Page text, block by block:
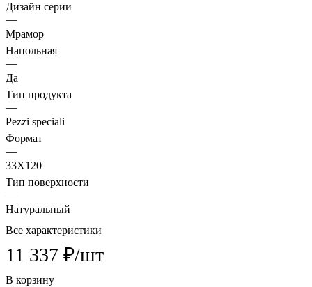
Дизайн серии
—
Мрамор
Напольная
—
Да
Тип продукта
—
Pezzi speciali
Формат
—
33X120
Тип поверхности
—
Натуральный
Все характеристики
11 337 ₽/шт
В корзину